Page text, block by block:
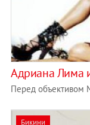
Адриана Лима
Перед объективом
Бикини